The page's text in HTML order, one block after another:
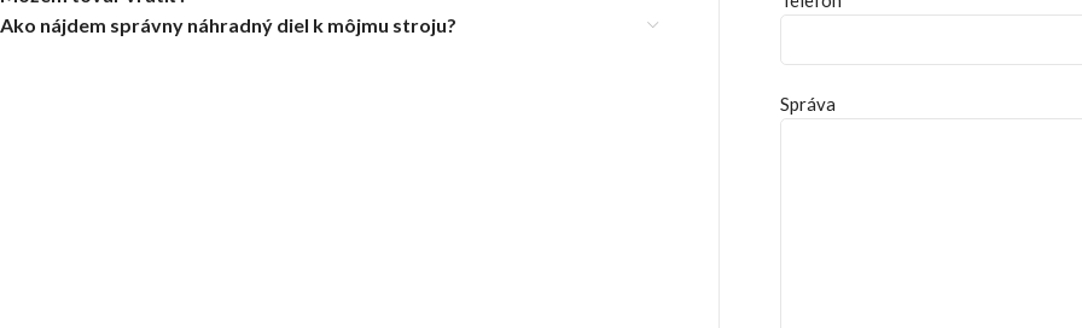
Ako nájdem správny náhradný diel k môjmu stroju?
Správa